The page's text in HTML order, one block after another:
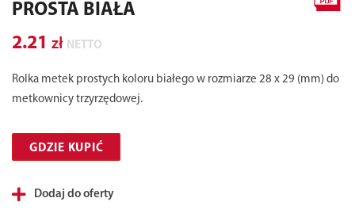
PROSTA BIAŁA
2.21 zł NETTO
Rolka metek prostych koloru białego w rozmiarze 28 x 29 (mm) do
metkownicy trzyrzędowej.
GDZIE KUPIĆ
Dodaj do oferty